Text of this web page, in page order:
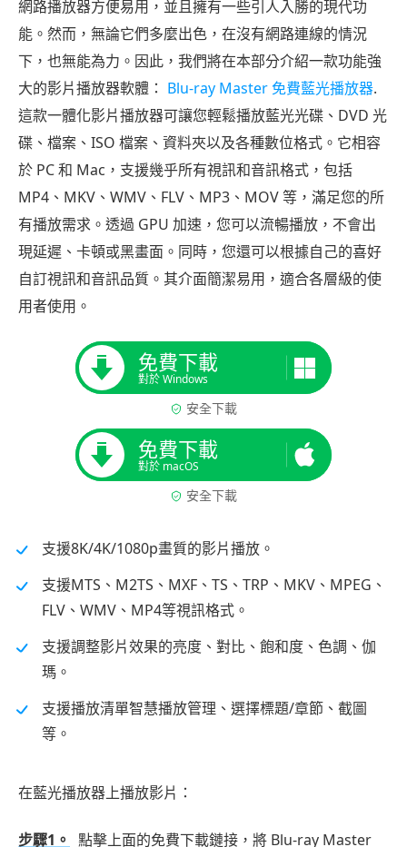
網路播放器方便易用，並且擁有一些引人入勝的現代功
能。然而，無論它們多麼出色，在沒有網路連線的情況
下，也無能為力。因此，我們將在本部分介紹一款功能強
大的影片播放器軟體： Blu-ray Master 免費藍光播放器.
這款一體化影片播放器可讓您輕鬆播放藍光光碟、DVD 光
碟、檔案、ISO 檔案、資料夾以及各種數位格式。它相容
於 PC 和 Mac，支援幾乎所有視訊和音訊格式，包括
MP4、MKV、WMV、FLV、MP3、MOV 等，滿足您的所
有播放需求。透過 GPU 加速，您可以流暢播放，不會出
現延遲、卡頓或黑畫面。同時，您還可以根據自己的喜好
自訂視訊和音訊品質。其介面簡潔易用，適合各層級的使
用者使用。
免費下載
對於 Windows
安全下載
免費下載
對於 macOS
安全下載
支援8K/4K/1080p畫質的影片播放。
支援MTS、M2TS、MXF、TS、TRP、MKV、MPEG、
FLV、WMV、MP4等視訊格式。
支援調整影片效果的亮度、對比、飽和度、色調、伽
瑪。
支援播放清單智慧播放管理、選擇標題/章節、截圖
等。
在藍光播放器上播放影片：
步驟1。 點擊上面的免費下載鏈接，將 Blu-ray Master